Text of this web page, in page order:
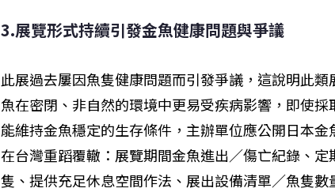
3.展覽形式持續引發金魚健康問題與爭議
此展過去屢因魚隻健康問題而引發爭議，這說明此
魚在密閉、非自然的環境中更易受疾病影響，即使
能維持金魚穩定的生存條件，主辦單位應公開日本
在台灣重蹈覆轍：展覽期間金魚進出／傷亡紀錄、
隻、提供充足休息空間作法、展出設備清單／魚隻